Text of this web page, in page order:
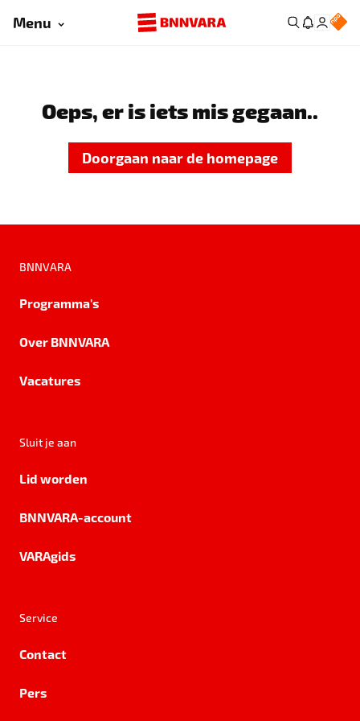
Menu
Oeps, er is iets mis gegaan..
Doorgaan naar de homepage
BNNVARA
Programma's
Over BNNVARA
Vacatures
Sluit je aan
Lid worden
BNNVARA-account
VARAgids
Service
Contact
Pers